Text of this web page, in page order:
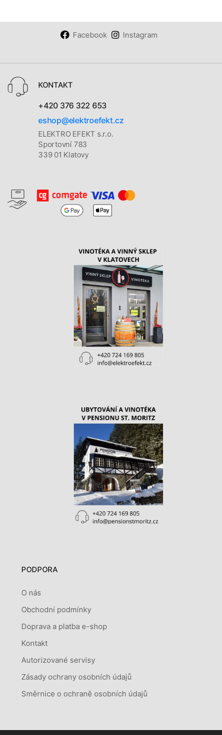
Facebook Instagram
KONTAKT
+420 376 322 653
eshop@elektroefekt.cz
ELEKTRO EFEKT s.r.o.
Sportovní 783
339 01 Klatovy
PODPORA
O nás
Obchodní podmínky
Doprava a platba e-shop
Kontakt
Autorizované servisy
Zásady ochrany osobních údajů
Směrnice o ochraně osobních údajů